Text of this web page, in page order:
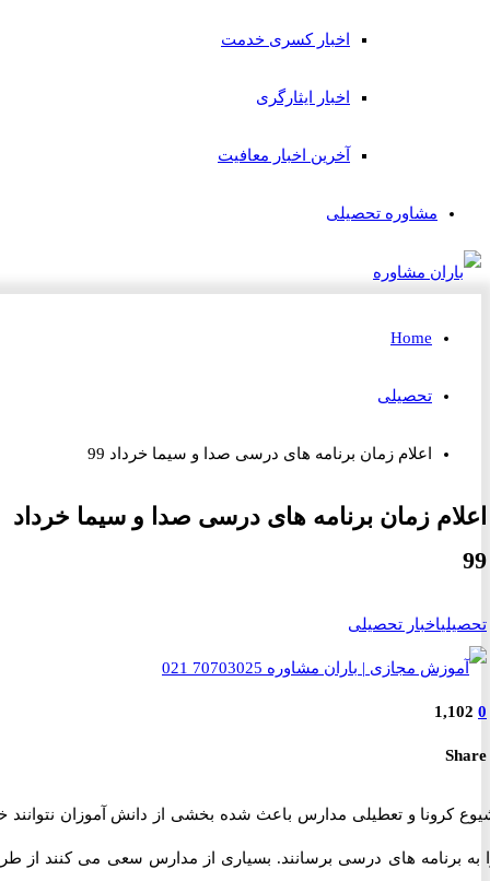
اخبار کسری خدمت
اخبار ایثارگری
آخرین اخبار معافیت
مشاوره تحصیلی
Home
تحصیلی
اعلام زمان برنامه های درسی صدا و سیما خرداد 99
زمان برنامه های درسی صدا و سیما خرداد
اخبار تحصیلی
و تعطیلی مدارس باعث شده بخشی از دانش آموزان نتوانند خود
برنامه های درسی برسانند. بسیاری از مدارس سعی می کنند از طریق